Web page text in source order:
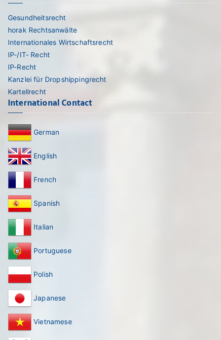
Gesundheitsrecht
horak Rechtsanwälte
Internationales Wirtschaftsrecht
IP-/IT- Recht
IP-Recht
Kanzlei für Dropshippingrecht
Kartellrecht
International Contact
German
English
French
Spanish
Italian
Portuguese
Polish
Japanese
Vietnamese